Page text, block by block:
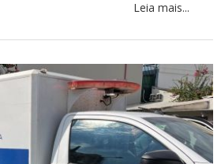
Leia mais...